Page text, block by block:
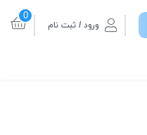
ورود / ثبت نام
0